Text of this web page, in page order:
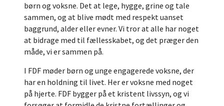
børn og voksne. Det at lege, hygge, grine og tale
sammen, og at blive mødt med respekt uanset
baggrund, alder eller evner. Vi tror at alle har noget
at bidrage med til fællesskabet, og det præger den
måde, vi er sammen på.
I FDF møder børn og unge engagerede voksne, der
har en holdning til livet. Her er voksne med noget
på hjerte. FDF bygger på et kristent livssyn, og vi